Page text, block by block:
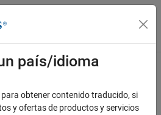
de navegación
país/idioma
obtener contenido traducido, si
y ofertas de productos y servicios